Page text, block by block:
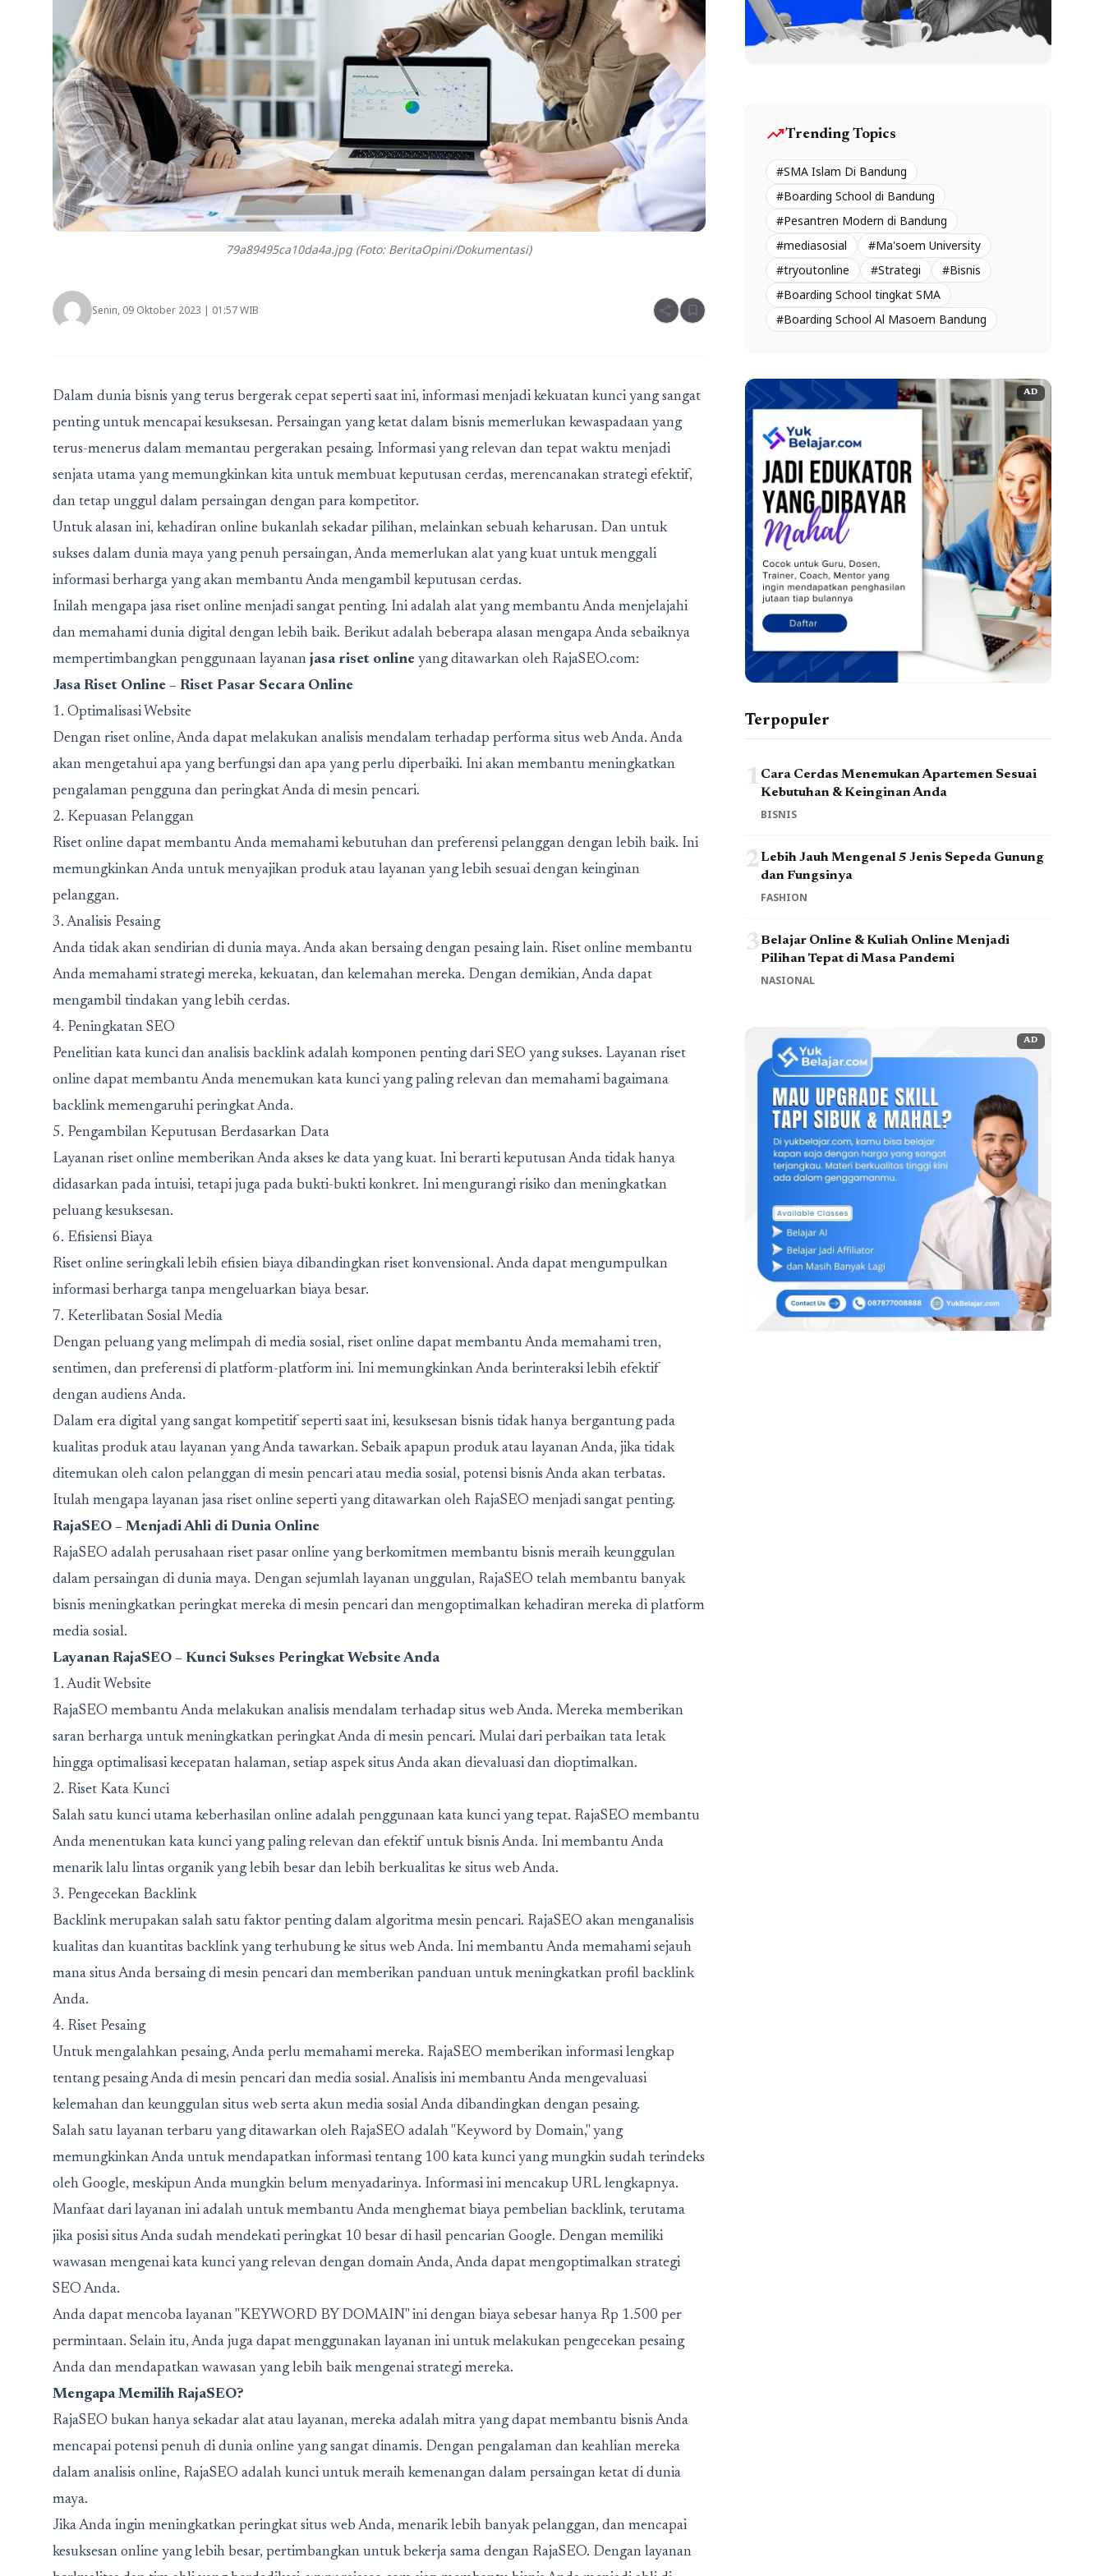
79a89495ca10da4a.jpg (Foto: BeritaOpini/Dokumentasi)
Senin, 09 Oktober 2023 | 01:57 WIB share bookmark
Dalam dunia bisnis yang terus bergerak cepat seperti saat ini, informasi menjadi kekuatan kunci yang sangat
penting untuk mencapai kesuksesan. Persaingan yang ketat dalam bisnis memerlukan kewaspadaan yang
terus-menerus dalam memantau pergerakan pesaing. Informasi yang relevan dan tepat waktu menjadi
senjata utama yang memungkinkan kita untuk membuat keputusan cerdas, merencanakan strategi efektif,
dan tetap unggul dalam persaingan dengan para kompetitor.
Untuk alasan ini, kehadiran online bukanlah sekadar pilihan, melainkan sebuah keharusan. Dan untuk
sukses dalam dunia maya yang penuh persaingan, Anda memerlukan alat yang kuat untuk menggali
informasi berharga yang akan membantu Anda mengambil keputusan cerdas.
Inilah mengapa jasa riset online menjadi sangat penting. Ini adalah alat yang membantu Anda menjelajahi
dan memahami dunia digital dengan lebih baik. Berikut adalah beberapa alasan mengapa Anda sebaiknya
mempertimbangkan penggunaan layanan jasa riset online yang ditawarkan oleh RajaSEO.com:
Jasa Riset Online – Riset Pasar Secara Online
1. Optimalisasi Website
Dengan riset online, Anda dapat melakukan analisis mendalam terhadap performa situs web Anda. Anda
akan mengetahui apa yang berfungsi dan apa yang perlu diperbaiki. Ini akan membantu meningkatkan
pengalaman pengguna dan peringkat Anda di mesin pencari.
2. Kepuasan Pelanggan
Riset online dapat membantu Anda memahami kebutuhan dan preferensi pelanggan dengan lebih baik. Ini
memungkinkan Anda untuk menyajikan produk atau layanan yang lebih sesuai dengan keinginan
pelanggan.
3. Analisis Pesaing
Anda tidak akan sendirian di dunia maya. Anda akan bersaing dengan pesaing lain. Riset online membantu
Anda memahami strategi mereka, kekuatan, dan kelemahan mereka. Dengan demikian, Anda dapat
mengambil tindakan yang lebih cerdas.
4. Peningkatan SEO
Penelitian kata kunci dan analisis backlink adalah komponen penting dari SEO yang sukses. Layanan riset
online dapat membantu Anda menemukan kata kunci yang paling relevan dan memahami bagaimana
backlink memengaruhi peringkat Anda.
5. Pengambilan Keputusan Berdasarkan Data
Layanan riset online memberikan Anda akses ke data yang kuat. Ini berarti keputusan Anda tidak hanya
didasarkan pada intuisi, tetapi juga pada bukti-bukti konkret. Ini mengurangi risiko dan meningkatkan
peluang kesuksesan.
6. Efisiensi Biaya
Riset online seringkali lebih efisien biaya dibandingkan riset konvensional. Anda dapat mengumpulkan
informasi berharga tanpa mengeluarkan biaya besar.
7. Keterlibatan Sosial Media
Dengan peluang yang melimpah di media sosial, riset online dapat membantu Anda memahami tren,
sentimen, dan preferensi di platform-platform ini. Ini memungkinkan Anda berinteraksi lebih efektif
dengan audiens Anda.
Dalam era digital yang sangat kompetitif seperti saat ini, kesuksesan bisnis tidak hanya bergantung pada
kualitas produk atau layanan yang Anda tawarkan. Sebaik apapun produk atau layanan Anda, jika tidak
ditemukan oleh calon pelanggan di mesin pencari atau media sosial, potensi bisnis Anda akan terbatas.
Itulah mengapa layanan jasa riset online seperti yang ditawarkan oleh RajaSEO menjadi sangat penting.
RajaSEO – Menjadi Ahli di Dunia Online
RajaSEO adalah perusahaan riset pasar online yang berkomitmen membantu bisnis meraih keunggulan
dalam persaingan di dunia maya. Dengan sejumlah layanan unggulan, RajaSEO telah membantu banyak
bisnis meningkatkan peringkat mereka di mesin pencari dan mengoptimalkan kehadiran mereka di platform
media sosial.
Layanan RajaSEO – Kunci Sukses Peringkat Website Anda
1. Audit Website
RajaSEO membantu Anda melakukan analisis mendalam terhadap situs web Anda. Mereka memberikan
saran berharga untuk meningkatkan peringkat Anda di mesin pencari. Mulai dari perbaikan tata letak
hingga optimalisasi kecepatan halaman, setiap aspek situs Anda akan dievaluasi dan dioptimalkan.
2. Riset Kata Kunci
Salah satu kunci utama keberhasilan online adalah penggunaan kata kunci yang tepat. RajaSEO membantu
Anda menentukan kata kunci yang paling relevan dan efektif untuk bisnis Anda. Ini membantu Anda
menarik lalu lintas organik yang lebih besar dan lebih berkualitas ke situs web Anda.
3. Pengecekan Backlink
Backlink merupakan salah satu faktor penting dalam algoritma mesin pencari. RajaSEO akan menganalisis
kualitas dan kuantitas backlink yang terhubung ke situs web Anda. Ini membantu Anda memahami sejauh
mana situs Anda bersaing di mesin pencari dan memberikan panduan untuk meningkatkan profil backlink
Anda.
4. Riset Pesaing
Untuk mengalahkan pesaing, Anda perlu memahami mereka. RajaSEO memberikan informasi lengkap
tentang pesaing Anda di mesin pencari dan media sosial. Analisis ini membantu Anda mengevaluasi
kelemahan dan keunggulan situs web serta akun media sosial Anda dibandingkan dengan pesaing.
Salah satu layanan terbaru yang ditawarkan oleh RajaSEO adalah "Keyword by Domain," yang
memungkinkan Anda untuk mendapatkan informasi tentang 100 kata kunci yang mungkin sudah terindeks
oleh Google, meskipun Anda mungkin belum menyadarinya. Informasi ini mencakup URL lengkapnya.
Manfaat dari layanan ini adalah untuk membantu Anda menghemat biaya pembelian backlink, terutama
jika posisi situs Anda sudah mendekati peringkat 10 besar di hasil pencarian Google. Dengan memiliki
wawasan mengenai kata kunci yang relevan dengan domain Anda, Anda dapat mengoptimalkan strategi
SEO Anda.
Anda dapat mencoba layanan "KEYWORD BY DOMAIN" ini dengan biaya sebesar hanya Rp 1.500 per
permintaan. Selain itu, Anda juga dapat menggunakan layanan ini untuk melakukan pengecekan pesaing
Anda dan mendapatkan wawasan yang lebih baik mengenai strategi mereka.
Mengapa Memilih RajaSEO?
RajaSEO bukan hanya sekadar alat atau layanan, mereka adalah mitra yang dapat membantu bisnis Anda
mencapai potensi penuh di dunia online yang sangat dinamis. Dengan pengalaman dan keahlian mereka
dalam analisis online, RajaSEO adalah kunci untuk meraih kemenangan dalam persaingan ketat di dunia
maya.
Jika Anda ingin meningkatkan peringkat situs web Anda, menarik lebih banyak pelanggan, dan mencapai
kesuksesan online yang lebih besar, pertimbangkan untuk bekerja sama dengan RajaSEO. Dengan layanan
trending_upTrending Topics
#SMA Islam Di Bandung
#Boarding School di Bandung
#Pesantren Modern di Bandung
#mediasosial
#Ma'soem University
#tryoutonline
#Strategi
#Bisnis
#Boarding School tingkat SMA
#Boarding School Al Masoem Bandung
AD
Terpopuler
1 Cara Cerdas Menemukan Apartemen Sesuai
Kebutuhan & Keinginan Anda
BISNIS
2Lebih Jauh Mengenal 5 Jenis Sepeda Gunung
dan Fungsinya
FASHION
3Belajar Online & Kuliah Online Menjadi
Pilihan Tepat di Masa Pandemi
NASIONAL
AD